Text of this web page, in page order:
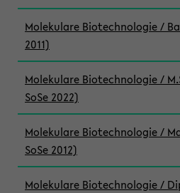
Molekulare Biotechnologie /
2011)
Molekulare Biotechnologie /
SoSe 2022)
Molekulare Biotechnologie /
SoSe 2012)
Molekulare Biotechnologie /